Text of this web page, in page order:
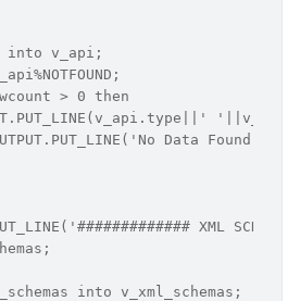
into v_api;
> 0 then
Data Found');
XML
into v_xml_schemas;